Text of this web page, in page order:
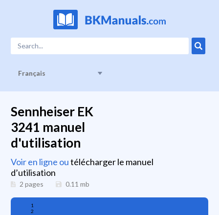
Français
Sennheiser EK
3241 manuel
d'utilisation
Voir en ligne outélécharger le manuel
d’utilisation
2 pages 0.11 mb
1
2